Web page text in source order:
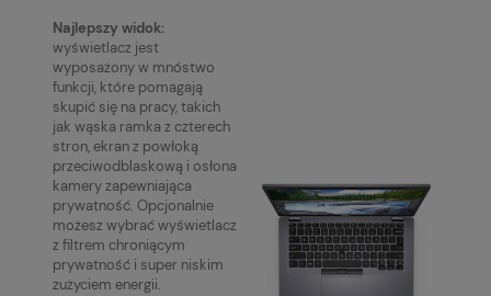
Najlepszy widok:
wyświetlacz jest
wyposażony w mnóstwo
funkcji, które pomagają
skupić się na pracy, takich
jak wąska ramka z czterech
stron, ekran z powłoką
przeciwodblaskową i osłona
kamery zapewniająca
prywatność. Opcjonalnie
możesz wybrać wyświetlacz
z filtrem chroniącym
prywatność i super niskim
zużyciem energii.